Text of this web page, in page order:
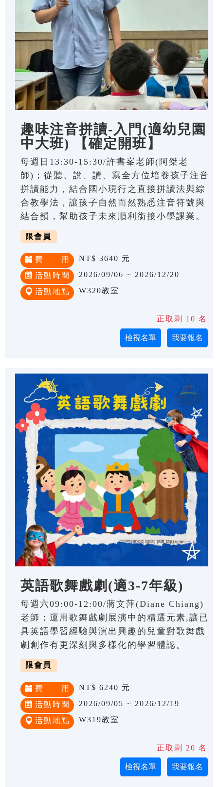
趣味注音拼讀-入門(適幼兒園
中大班) 【確定開班】
每週日13:30-15:30/許書峯老師(阿桀老
師)；從聽、說、讀、寫全方位培養孩子注音
拼讀能力，結合國小現行之直接拼讀法與綜
合教學法，讓孩子自然而然熟悉注音符號與
結合韻，幫助孩子未來順利銜接小學課業。
限會員
費 用 NT$ 3640 元
活動時間 2026/09/06 ~ 2026/12/20
活動地點 W320教室
正取剩 10 名
英語歌舞戲劇(適3-7年級)
每週六09:00-12:00/蔣文萍(Diane Chiang)
老師；運用歌舞戲劇展演中的精選元素,讓已
具英語學習經驗與演出興趣的兒童對歌舞戲
劇創作有更深刻與多樣化的學習體認。
限會員
費 用 NT$ 6240 元
活動時間 2026/09/05 ~ 2026/12/19
活動地點 W319教室
正取剩 20 名